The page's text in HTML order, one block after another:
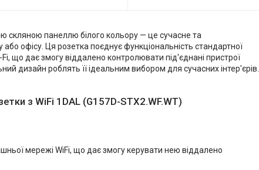
скляною панеллю білого кольору — це сучасне та
офісу. Ця розетка поєднує функціональність стандартної
що дає змогу віддалено контролювати під'єднані пристрої
дизайн роблять її ідеальним вибором для сучасних інтер'єрів.
з WiFi 1DAL (G157D-STX2.WF.WT)
мережі WiFi, що дає змогу керувати нею віддалено